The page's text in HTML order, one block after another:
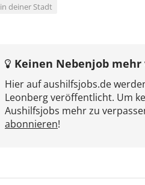
in deiner Stadt
Keinen Nebenjob mehr
Hier auf aushilfsjobs.de
Leonberg veröffentlicht. Um
Aushilfsjobs mehr zu
abonnieren!